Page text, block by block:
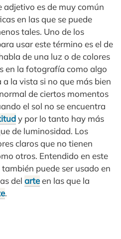
adjetivo es de muy común
en las que se puede
tales. Uno de los
usar este término es el de
de una luz o de colores
en la fotografía como algo
la vista si no que más bien
de ciertos momentos
el sol no se encuentra
y por lo tanto hay más
de luminosidad. Los
claros que no tienen
otros. Entendido en este
puede ser usado en
del arteen las que la
.